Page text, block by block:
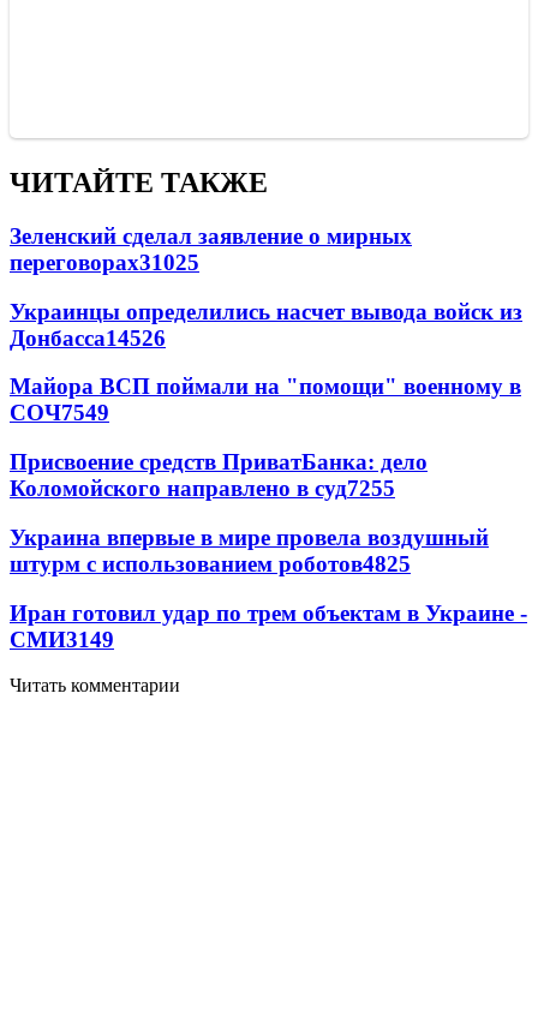
ЧИТАЙТЕ ТАКЖЕ
Зеленский сделал заявление о мирных
переговорах31025
Украинцы определились насчет вывода войск из
Донбасса14526
Майора ВСП поймали на "помощи" военному в
СОЧ7549
Присвоение средств ПриватБанка: дело
Коломойского направлено в суд7255
Украина впервые в мире провела воздушный
штурм с использованием роботов4825
Иран готовил удар по трем объектам в Украине -
СМИ3149
Читать комментарии